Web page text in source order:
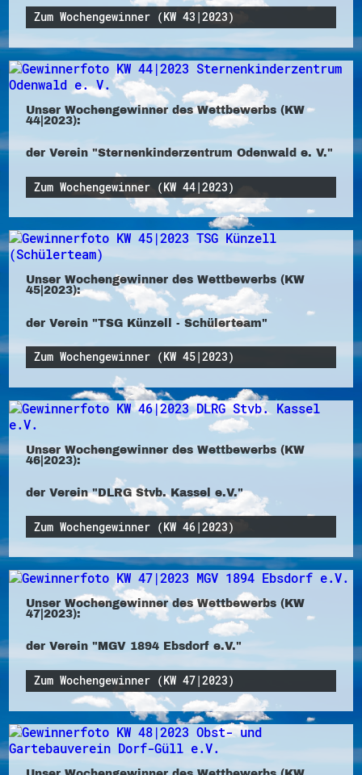
Zum Wochengewinner (KW 43|2023)
Unser Wochengewinner des Wettbewerbs (KW
44|2023):
der Verein "Sternenkinderzentrum Odenwald e. V."
Zum Wochengewinner (KW 44|2023)
Unser Wochengewinner des Wettbewerbs (KW
45|2023):
der Verein "TSG Künzell - Schülerteam"
Zum Wochengewinner (KW 45|2023)
Unser Wochengewinner des Wettbewerbs (KW
46|2023):
der Verein "DLRG Stvb. Kassel e.V."
Zum Wochengewinner (KW 46|2023)
Unser Wochengewinner des Wettbewerbs (KW
47|2023):
der Verein "MGV 1894 Ebsdorf e.V."
Zum Wochengewinner (KW 47|2023)